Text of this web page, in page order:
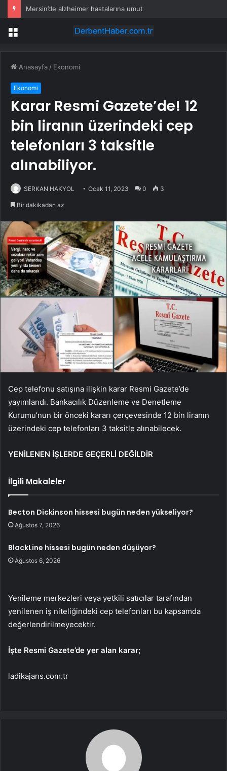
Mersin’de alzheimer hastalarına umut
Menü
Anasayfa / Ekonomi
Ekonomi
Karar Resmi Gazete’de! 12
bin liranın üzerindeki cep
telefonları 3 taksitle
alınabiliyor.
SERKAN HAKYOL Ocak 11, 2023 0 3
Bir dakikadan az
Cep telefonu satışına ilişkin karar Resmi Gazete’de
yayımlandı. Bankacılık Düzenleme ve Denetleme
Kurumu’nun bir önceki kararı çerçevesinde 12 bin liranın
üzerindeki cep telefonları 3 taksitle alınabilecek.
YENİLENEN İŞLERDE GEÇERLİ DEĞİLDİR
İlgili Makaleler
Becton Dickinson hissesi bugün neden yükseliyor?
Ağustos 7, 2026
BlackLine hissesi bugün neden düşüyor?
Ağustos 6, 2026
Yenileme merkezleri veya yetkili satıcılar tarafından
yenilenen iş niteliğindeki cep telefonları bu kapsamda
değerlendirilmeyecektir.
İşte Resmi Gazete’de yer alan karar;
ladikajans.com.tr